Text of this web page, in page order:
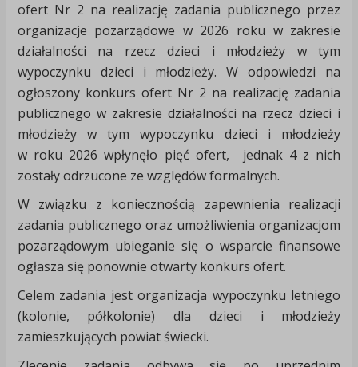
ofert Nr 2 na realizację zadania publicznego przez
organizacje pozarządowe w 2026 roku w zakresie
działalności na rzecz dzieci i młodzieży w tym
wypoczynku dzieci i młodzieży. W odpowiedzi na
ogłoszony konkurs ofert Nr 2 na realizację zadania
publicznego w zakresie działalności na rzecz dzieci i
młodzieży w tym wypoczynku dzieci i młodzieży
w roku 2026 wpłynęło pięć ofert, jednak 4 z nich
zostały odrzucone ze względów formalnych.
W związku z koniecznością zapewnienia realizacji
zadania publicznego oraz umożliwienia organizacjom
pozarządowym ubieganie się o wsparcie finansowe
ogłasza się ponownie otwarty konkurs ofert.
Celem zadania jest organizacja wypoczynku letniego
(kolonie, półkolonie) dla dzieci i młodzieży
zamieszkujących powiat świecki.